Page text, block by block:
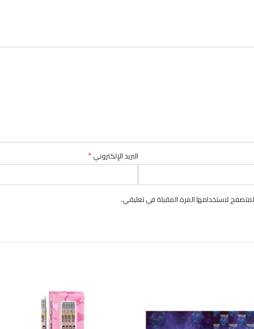
البريد الإلكتروني*
لاستخدامها المرة المقبلة في تعليقي.